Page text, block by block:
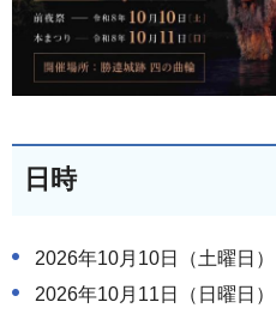
日時
2026年10月10日（土曜日
2026年10月11日（日曜日）